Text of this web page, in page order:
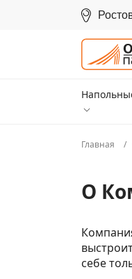
Главная
О
себе